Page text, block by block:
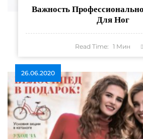
Важность
Для Ног
Read Time: 1 Мин
26.06.2020